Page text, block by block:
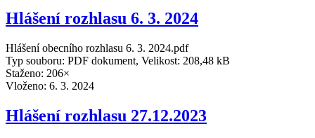
Hlášení rozhlasu 6. 3. 2024
Hlášení obecního rozhlasu 6. 3. 2024.pdf
Typ souboru: PDF dokument, Velikost: 208,48 kB
Staženo: 206×
Vloženo: 6. 3. 2024
Hlášení rozhlasu 27.12.2023